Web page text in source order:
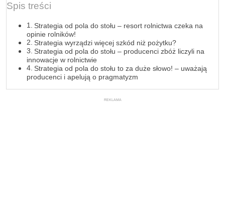
Spis treści
Strategia od pola do stołu – resort rolnictwa czeka na
opinie rolników!
Strategia wyrządzi więcej szkód niż pożytku?
Strategia od pola do stołu – producenci zbóż liczyli na
innowacje w rolnictwie
Strategia od pola do stołu to za duże słowo! – uważają
producenci i apelują o pragmatyzm
REKLAMA